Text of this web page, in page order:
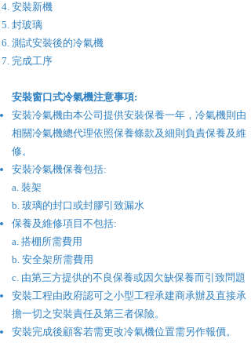
安裝新機
封玻璃
​測試安裝後的冷氣機
完成工序
​安裝窗口式冷氣機注意事項:
安裝冷氣機由本公司提供安裝保養一年，冷氣機則由
相關冷氣機總代理依照保養條款及細則負責保養及維
修。
安裝冷氣機保養包括:
a. 裝架
b. 玻璃的封口或封膠引致漏水
保養及維修項目不包括:
a. 搭棚所需費用
b. 安全架所需費用
c. 由第三方提供的不良保養或因欠缺保養而引致問題
安裝工程由政府認可之小型工程承建商承辦及直接承
擔一切之安裝責任及第三者保險。
安裝完成後顧客若需更改冷氣機位置需另作報價。